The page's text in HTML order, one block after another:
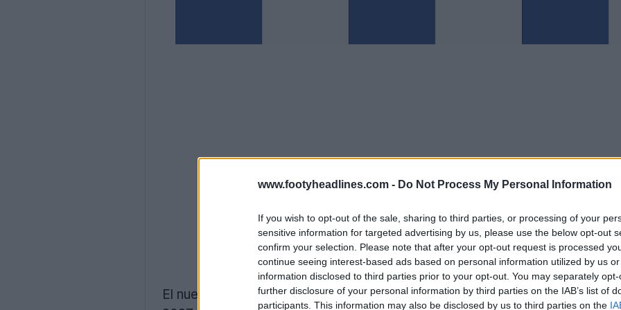
www.footyheadlines.com - Do Not Process My Personal Information
If you wish to opt-out of the sale, sharing to third parties, or processing of your
sensitive information for targeted advertising by us, please use the below opt-out
confirm your selection. Please note that after your opt-out request is processed
continue seeing interest-based ads based on personal information utilized by us
information disclosed to third parties prior to your opt-out. You may separately
further disclosure of your personal information by third parties on the IAB’s list of
participants. This information may also be disclosed by us to third parties on the
El nuevo acuerdo de camisetasentrePuma y el Leganésentrará en